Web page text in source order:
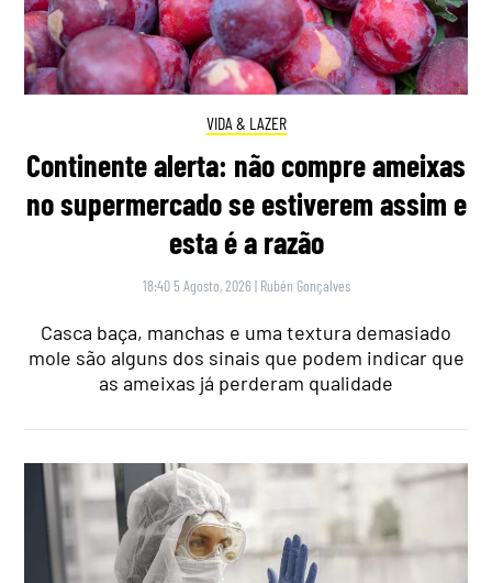
VIDA & LAZER
Continente alerta: não compre ameixas
no supermercado se estiverem assim e
esta é a razão
18:40 5 Agosto, 2026 | Rubén Gonçalves
Casca baça, manchas e uma textura demasiado
mole são alguns dos sinais que podem indicar que
as ameixas já perderam qualidade